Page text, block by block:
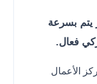
بسرعة
فعال.
الأعمال